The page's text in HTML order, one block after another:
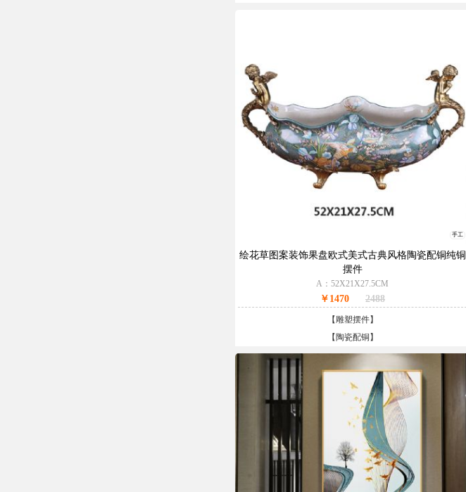
手工
绘花草图案装饰果盘欧式美式古典风格陶瓷配铜纯铜
摆件
A：52X21X27.5CM
￥1470 2488
【雕塑摆件】
【 陶瓷配铜 】